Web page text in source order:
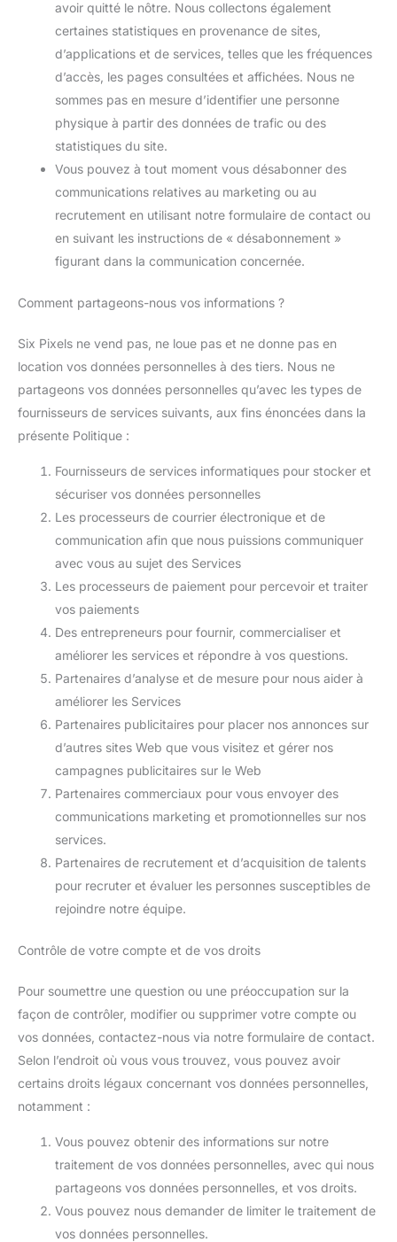
avoir quitté le nôtre. Nous collectons également
certaines statistiques en provenance de sites,
d’applications et de services, telles que les fréquences
d’accès, les pages consultées et affichées. Nous ne
sommes pas en mesure d’identifier une personne
physique à partir des données de trafic ou des
statistiques du site.
Vous pouvez à tout moment vous désabonner des
communications relatives au marketing ou au
recrutement en utilisant notre formulaire de contact ou
en suivant les instructions de « désabonnement »
figurant dans la communication concernée.
Comment partageons-nous vos informations ?
Six Pixels ne vend pas, ne loue pas et ne donne pas en
location vos données personnelles à des tiers. Nous ne
partageons vos données personnelles qu’avec les types de
fournisseurs de services suivants, aux fins énoncées dans la
présente Politique :
Fournisseurs de services informatiques pour stocker et
sécuriser vos données personnelles
Les processeurs de courrier électronique et de
communication afin que nous puissions communiquer
avec vous au sujet des Services
Les processeurs de paiement pour percevoir et traiter
vos paiements
Des entrepreneurs pour fournir, commercialiser et
améliorer les services et répondre à vos questions.
Partenaires d’analyse et de mesure pour nous aider à
améliorer les Services
Partenaires publicitaires pour placer nos annonces sur
d’autres sites Web que vous visitez et gérer nos
campagnes publicitaires sur le Web
Partenaires commerciaux pour vous envoyer des
communications marketing et promotionnelles sur nos
services.
Partenaires de recrutement et d’acquisition de talents
pour recruter et évaluer les personnes susceptibles de
rejoindre notre équipe.
Contrôle de votre compte et de vos droits
Pour soumettre une question ou une préoccupation sur la
façon de contrôler, modifier ou supprimer votre compte ou
vos données, contactez-nous via notre formulaire de contact.
Selon l’endroit où vous vous trouvez, vous pouvez avoir
certains droits légaux concernant vos données personnelles,
notamment :
Vous pouvez obtenir des informations sur notre
traitement de vos données personnelles, avec qui nous
partageons vos données personnelles, et vos droits.
Vous pouvez nous demander de limiter le traitement de
vos données personnelles.